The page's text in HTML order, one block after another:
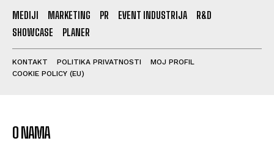
MEDIJI MARKETING PR EVENT INDUSTRIJA
R&D
SHOWCASE
PLANER
KONTAKT POLITIKA PRIVATNOSTI
MOJ PROFIL
COOKIE POLICY (EU)
O NAMA